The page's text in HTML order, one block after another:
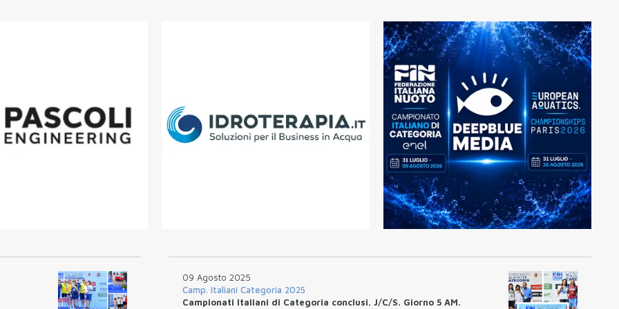
09 Agosto 2025
Camp. Italiani Categoria 2025
Campionati Italiani di Categoria conclusi. J/C/S. Giorno 5 AM.